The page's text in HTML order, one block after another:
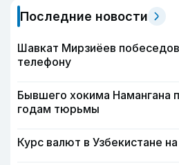
Последние новости
Шавкат Мирзиёев
телефону
Бывшего хокима Намангана
годам тюрьмы
Курс валют в Узбекистане на